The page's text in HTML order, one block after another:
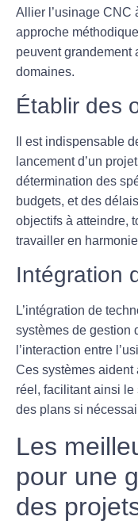
Allier l’usinage CNC
approche
peuvent grandement
domaines.
Établir des
Il est indispensable
lancement d’un
détermination des
budgets, et des
objectifs à atteindre,
travailler en
Intégration
L’intégration de
systèmes de gestion
l’interaction entre
Ces systèmes aident
réel, facilitant ainsi le
des plans si
Les
pour une
des